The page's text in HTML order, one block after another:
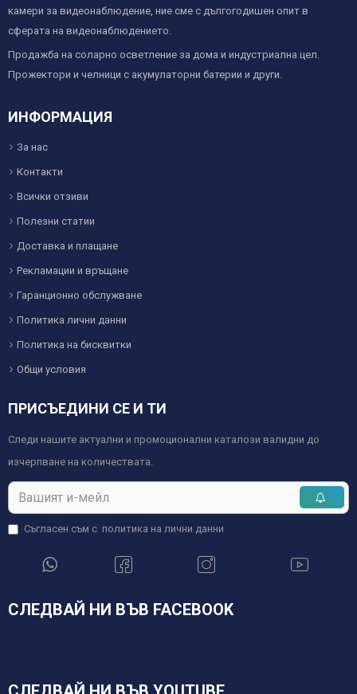
камери за видеонаблюдение, ние сме с дългогодишен опит в
сферата на видеонаблюдението.
Продажба на соларно осветление за дома и индустриална цел.
Прожектори и челници с акумулаторни батерии и други.
ИНФОРМАЦИЯ
За нас
Контакти
Всички отзиви
Полезни статии
Доставка и плащане
Рекламации и връщане
Гаранционно обслужване
Политика лични данни
Политика на бисквитки
Общи условия
ПРИСЪЕДИНИ СЕ И ТИ
Следи нашите актуални и промоционални каталози валидни до
изчерпване на количествата.
Съгласен съм с политика на лични данни
СЛЕДВАЙ НИ ВЪВ FACEBOOK